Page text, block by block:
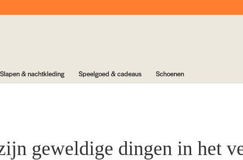
Slapen & nachtkleding Speelgoed & cadeaus Schoenen
geweldige dingen in het